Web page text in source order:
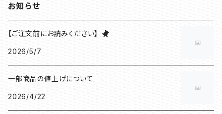
お知らせ
【ご注文前にお読みください】
2026/5/7
一部商品の値上げについて
2026/4/22